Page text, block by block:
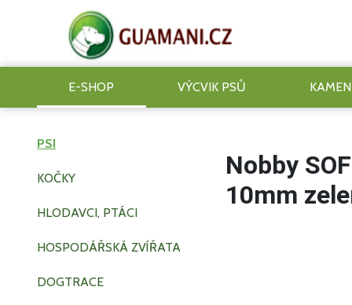
E-SHOP VÝCVIK PSŮ
PSI
KOČKY
HLODAVCI, PTÁCI
HOSPODÁŘSKÁ ZVÍŘATA
DOGTRACE
Nobby
10mm